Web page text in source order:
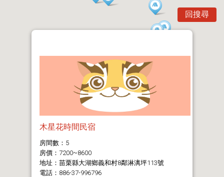
回搜尋
木星花時間民宿
房間數：5
房價：7200~8600
地址：苗栗縣大湖鄉義和村8鄰淋漓坪113號
電話：886-37-996796